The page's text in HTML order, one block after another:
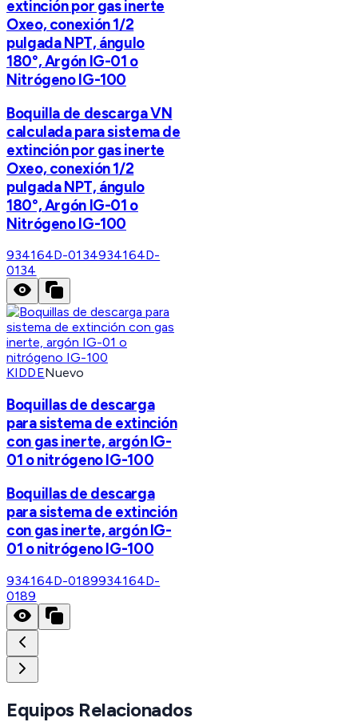
extinción por gas inerte
Oxeo, conexión 1/2
pulgada NPT, ángulo
180°, Argón IG-01 o
Nitrógeno IG-100
Boquilla de descarga VN
calculada para sistema de
extinción por gas inerte
Oxeo, conexión 1/2
pulgada NPT, ángulo
180°, Argón IG-01 o
Nitrógeno IG-100
934164D-0134934164D-
0134
KIDDENuevo
Boquillas de descarga
para sistema de extinción
con gas inerte, argón IG-
01 o nitrógeno IG-100
Boquillas de descarga
para sistema de extinción
con gas inerte, argón IG-
01 o nitrógeno IG-100
934164D-0189934164D-
0189
Equipos Relacionados